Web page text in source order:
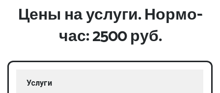
Цены на услуги. Нормо-
час: 2500 руб.
Услуги